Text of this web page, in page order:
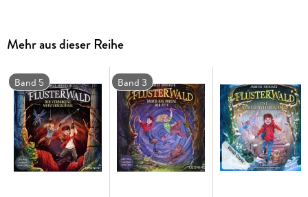
Mehr aus dieser Reihe
Band 5 Band 3